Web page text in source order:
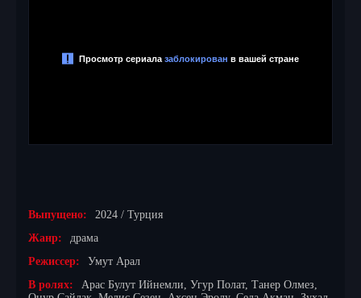
Выпущено:
2024 / Турция
Жанр:
драма
Режиссер:
Умут Арал
В ролях:
Арас Булут Ийнемли, Угур Полат, Танер Олмез,